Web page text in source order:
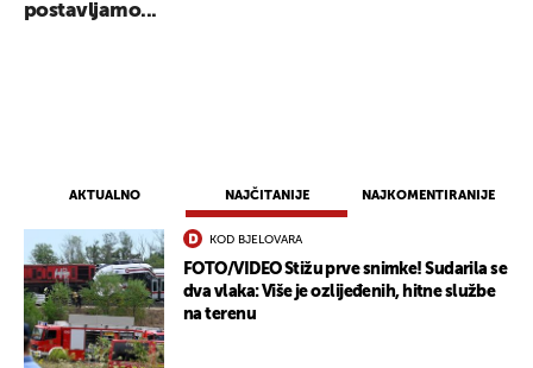
AKTUALNO NAJČITANIJE NAJKOMENTIRANIJE
KOD BJELOVARA
FOTO/VIDEO Stižu prve snimke! Sudarila se
dva vlaka: Više je ozlijeđenih, hitne službe
na terenu
postavljamo...